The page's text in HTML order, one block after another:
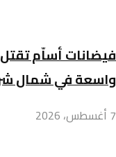
واسعة في شمال
7 أغسطس، 2026